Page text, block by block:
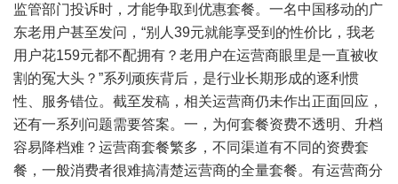
监管部门投诉时，才能争取到优惠套餐。一名中国移动的广
东老用户甚至发问，“别人39元就能享受到的性价比，我老
用户花159元都不配拥有？老用户在运营商眼里是一直被收
割的冤大头？”系列顽疾背后，是行业长期形成的逐利惯
性、服务错位。截至发稿，相关运营商仍未作出正面回应，
还有一系列问题需要答案。一，为何套餐资费不透明、升档
容易降档难？运营商套餐繁多，不同渠道有不同的资费套
餐，一般消费者很难搞清楚运营商的全量套餐。有运营商分